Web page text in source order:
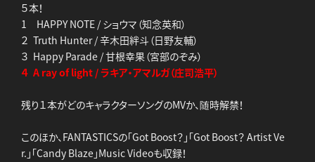
５本！
1 HAPPY NOTE / ショウマ（知念英和）
２ Truth Hunter / 辛木田絆斗（日野友輔）
３ Happy Parade / 甘根幸果（宮部のぞみ）
４ A ray of light / ラキア・アマルガ（庄司浩平）
残り１本がどのキャラクターソングのMVか、随時解禁！
このほか、FANTASTICSの「Got Boost？」「Got Boost？ Artist Ve
r.」「Candy Blaze」Music Videoも収録！